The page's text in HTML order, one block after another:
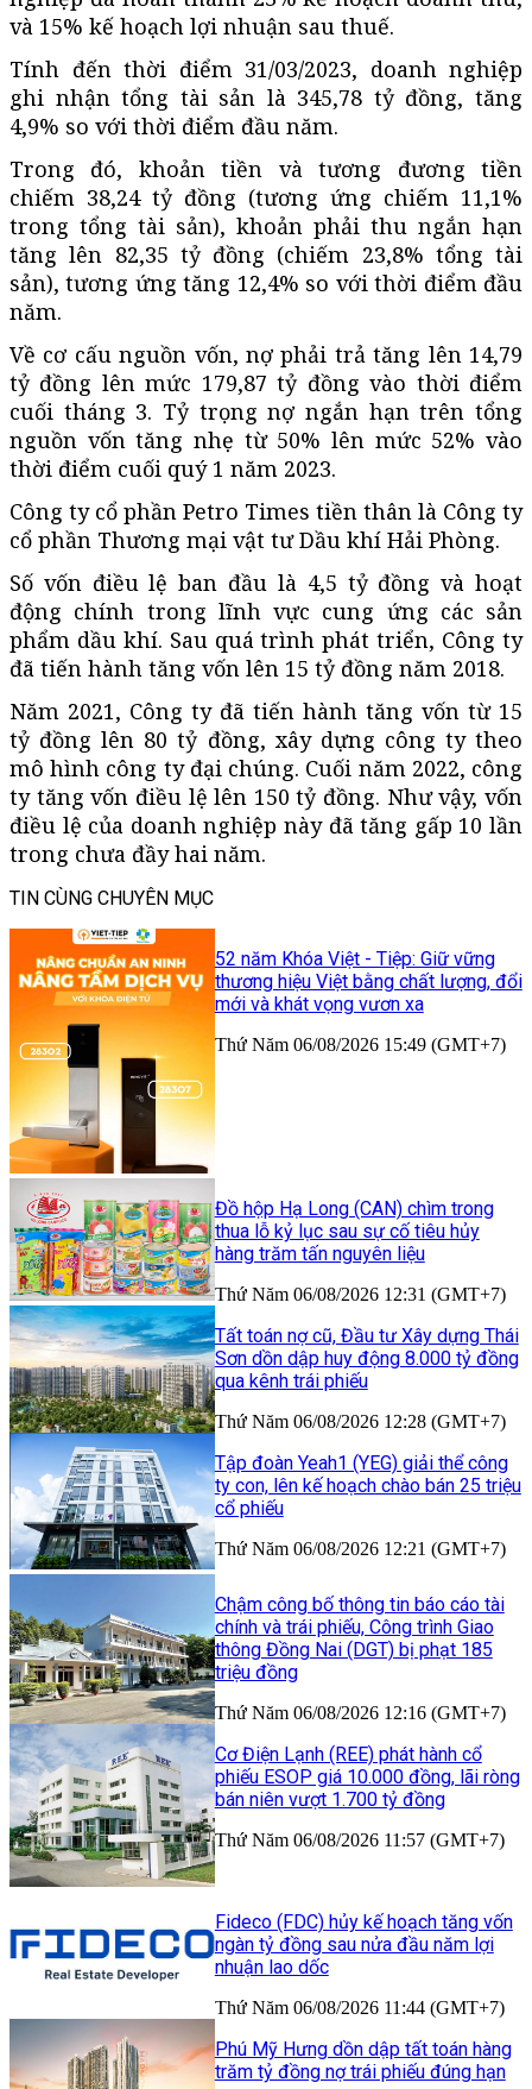
và 15% kế hoạch lợi nhuận sau thuế.
Tính đến thời điểm 31/03/2023, doanh nghiệp
ghi nhận tổng tài sản là 345,78 tỷ đồng, tăng
4,9% so với thời điểm đầu năm.
Trong đó, khoản tiền và tương đương tiền
chiếm 38,24 tỷ đồng (tương ứng chiếm 11,1%
trong tổng tài sản), khoản phải thu ngắn hạn
tăng lên 82,35 tỷ đồng (chiếm 23,8% tổng tài
sản), tương ứng tăng 12,4% so với thời điểm đầu
năm.
Về cơ cấu nguồn vốn, nợ phải trả tăng lên 14,79
tỷ đồng lên mức 179,87 tỷ đồng vào thời điểm
cuối tháng 3. Tỷ trọng nợ ngắn hạn trên tổng
nguồn vốn tăng nhẹ từ 50% lên mức 52% vào
thời điểm cuối quý 1 năm 2023.
Công ty cổ phần Petro Times tiền thân là Công ty
cổ phần Thương mại vật tư Dầu khí Hải Phòng.
Số vốn điều lệ ban đầu là 4,5 tỷ đồng và hoạt
động chính trong lĩnh vực cung ứng các sản
phẩm dầu khí. Sau quá trình phát triển, Công ty
đã tiến hành tăng vốn lên 15 tỷ đồng năm 2018.
Năm 2021, Công ty đã tiến hành tăng vốn từ 15
tỷ đồng lên 80 tỷ đồng, xây dựng công ty theo
mô hình công ty đại chúng. Cuối năm 2022, công
ty tăng vốn điều lệ lên 150 tỷ đồng. Như vậy, vốn
điều lệ của doanh nghiệp này đã tăng gấp 10 lần
trong chưa đầy hai năm.
TIN CÙNG CHUYÊN MỤC
52 năm Khóa Việt - Tiệp: Giữ vững
thương hiệu Việt bằng chất lượng, đổi
mới và khát vọng vươn xa
Thứ Năm 06/08/2026 15:49 (GMT+7)
Đồ hộp Hạ Long (CAN) chìm trong
thua lỗ kỷ lục sau sự cố tiêu hủy
hàng trăm tấn nguyên liệu
Thứ Năm 06/08/2026 12:31 (GMT+7)
Tất toán nợ cũ, Đầu tư Xây dựng Thái
Sơn dồn dập huy động 8.000 tỷ đồng
qua kênh trái phiếu
Thứ Năm 06/08/2026 12:28 (GMT+7)
Tập đoàn Yeah1 (YEG) giải thể công
ty con, lên kế hoạch chào bán 25 triệu
cổ phiếu
Thứ Năm 06/08/2026 12:21 (GMT+7)
Chậm công bố thông tin báo cáo tài
chính và trái phiếu, Công trình Giao
thông Đồng Nai (DGT) bị phạt 185
triệu đồng
Thứ Năm 06/08/2026 12:16 (GMT+7)
Cơ Điện Lạnh (REE) phát hành cổ
phiếu ESOP giá 10.000 đồng, lãi ròng
bán niên vượt 1.700 tỷ đồng
Thứ Năm 06/08/2026 11:57 (GMT+7)
Fideco (FDC) hủy kế hoạch tăng vốn
ngàn tỷ đồng sau nửa đầu năm lợi
nhuận lao dốc
Thứ Năm 06/08/2026 11:44 (GMT+7)
Phú Mỹ Hưng dồn dập tất toán hàng
trăm tỷ đồng nợ trái phiếu đúng hạn